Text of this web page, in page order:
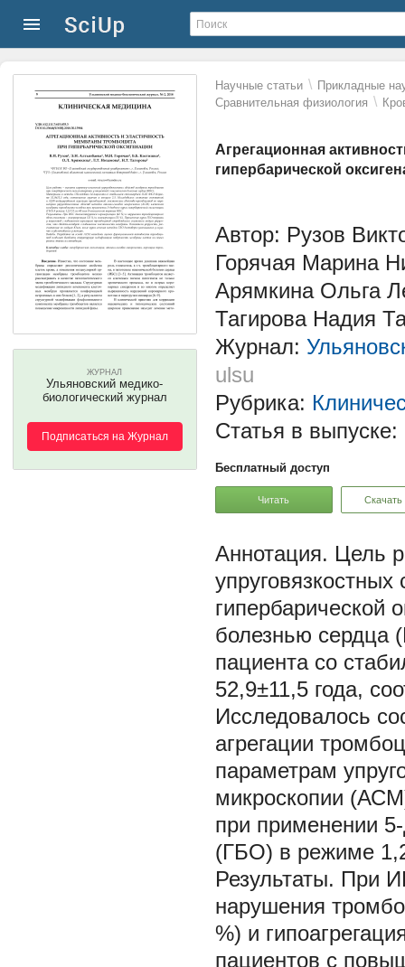
Научные статьи \ Прикладные
Сравнительная физиология \
Агрегационная
гипербарической
ЖУРНАЛ
Ульяновский медико-
биологический журнал
Подписаться на Журнал
Автор: Рузов
Горячая Марина
Арямкина Ольга
Тагирова Надия
Журнал:
ulsu
Рубрика:
Статья в выпуске:
Бесплатный доступ
Читать Скачать
Цель
гипербарической
болезнью сердца
пациента со
52,9±11,5 года,
Исследовалось
агрегации
параметрам
микроскопии
при применении 5-
(ГБО) в режиме
Результаты. При
нарушения
%) и
пациентов с